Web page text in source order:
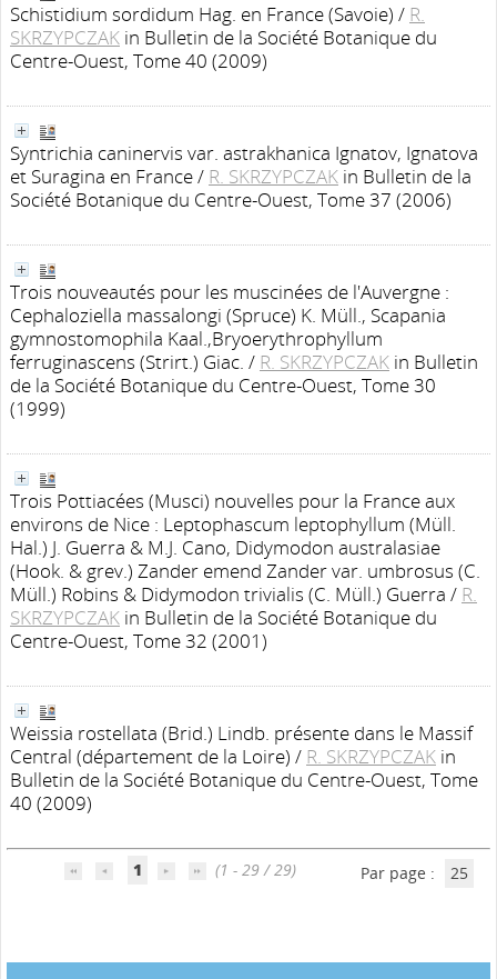
Schistidium sordidum Hag. en France (Savoie) / R.
SKRZYPCZAK in Bulletin de la Société Botanique du
Centre-Ouest, Tome 40 (2009)
Syntrichia caninervis var. astrakhanica Ignatov, Ignatova
et Suragina en France/ R. SKRZYPCZAK in Bulletin de la
Société Botanique du Centre-Ouest, Tome 37 (2006)
Trois nouveautés pour les muscinées de l'Auvergne :
Cephaloziella massalongi (Spruce) K. Müll., Scapania
gymnostomophila Kaal.,Bryoerythrophyllum
ferruginascens (Strirt.) Giac. / R. SKRZYPCZAK in Bulletin
de la Société Botanique du Centre-Ouest, Tome 30
(1999)
Trois Pottiacées (Musci) nouvelles pour la France aux
environs de Nice : Leptophascum leptophyllum (Müll.
Hal.) J. Guerra & M.J. Cano, Didymodon australasiae
(Hook. & grev.) Zander emend Zander var. umbrosus (C.
Müll.) Robins & Didymodon trivialis (C. Müll.) Guerra / R.
SKRZYPCZAK in Bulletin de la Société Botanique du
Centre-Ouest, Tome 32 (2001)
Weissia rostellata (Brid.) Lindb. présente dans le Massif
Central (département de la Loire) / R. SKRZYPCZAK in
Bulletin de la Société Botanique du Centre-Ouest, Tome
40 (2009)
1 (1 - 29 / 29) Par page : 25